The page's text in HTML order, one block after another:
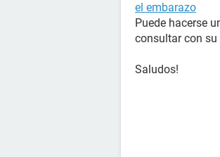
el embarazo
Puede hacerse
consultar con
Saludos!